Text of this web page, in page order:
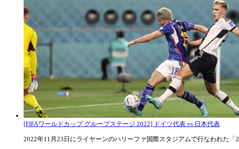
[FIFAワールドカップ グループステージ 2022] ドイツ代表 vs 日本代表
2022年11月23日にライヤーンのハリーファ国際スタジアムで行なわれた